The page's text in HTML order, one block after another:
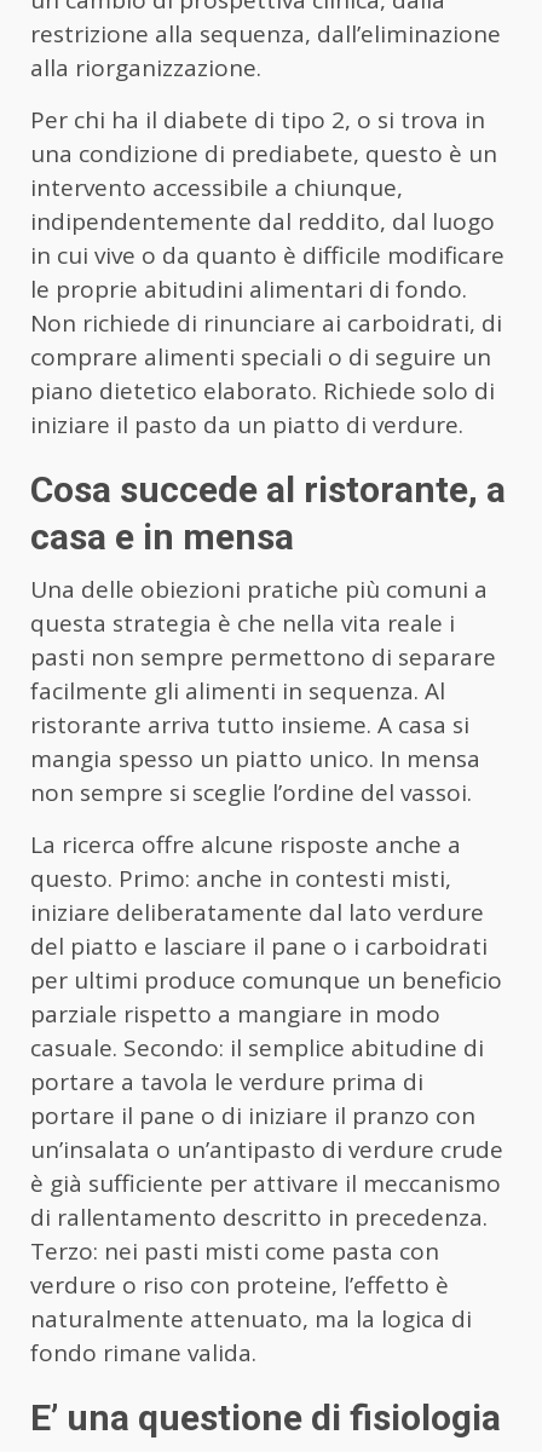
restrizione alla sequenza, dall’eliminazione
alla riorganizzazione.
Per chi ha il diabete di tipo 2, o si trova in
una condizione di prediabete, questo è un
intervento accessibile a chiunque,
indipendentemente dal reddito, dal luogo
in cui vive o da quanto è difficile modificare
le proprie abitudini alimentari di fondo.
Non richiede di rinunciare ai carboidrati, di
comprare alimenti speciali o di seguire un
piano dietetico elaborato. Richiede solo di
iniziare il pasto da un piatto di verdure.
Cosa succede al ristorante, a
casa e in mensa
Una delle obiezioni pratiche più comuni a
questa strategia è che nella vita reale i
pasti non sempre permettono di separare
facilmente gli alimenti in sequenza. Al
ristorante arriva tutto insieme. A casa si
mangia spesso un piatto unico. In mensa
non sempre si sceglie l’ordine del vassoi.
La ricerca offre alcune risposte anche a
questo. Primo: anche in contesti misti,
iniziare deliberatamente dal lato verdure
del piatto e lasciare il pane o i carboidrati
per ultimi produce comunque un beneficio
parziale rispetto a mangiare in modo
casuale. Secondo: il semplice abitudine di
portare a tavola le verdure prima di
portare il pane o di iniziare il pranzo con
un’insalata o un’antipasto di verdure crude
è già sufficiente per attivare il meccanismo
di rallentamento descritto in precedenza.
Terzo: nei pasti misti come pasta con
verdure o riso con proteine, l’effetto è
naturalmente attenuato, ma la logica di
fondo rimane valida.
E’ una questione di fisiologia